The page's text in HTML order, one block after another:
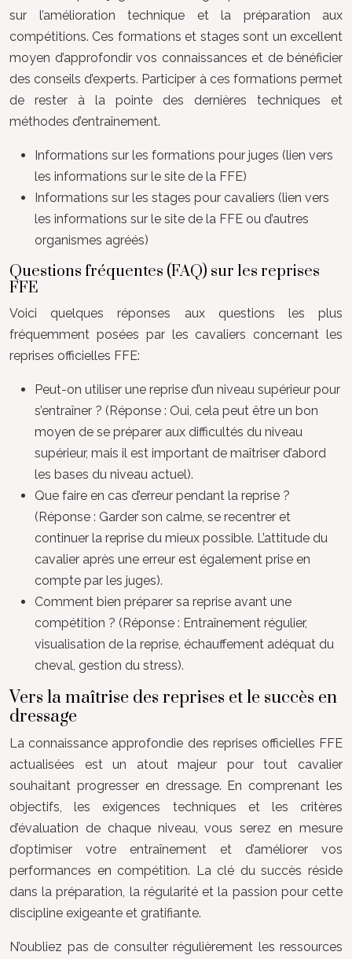
sur l’amélioration technique et la préparation aux
compétitions. Ces formations et stages sont un excellent
moyen d’approfondir vos connaissances et de bénéficier
des conseils d’experts. Participer à ces formations permet
de rester à la pointe des dernières techniques et
méthodes d’entraînement.
Informations sur les formations pour juges (lien vers
les informations sur le site de la FFE)
Informations sur les stages pour cavaliers (lien vers
les informations sur le site de la FFE ou d’autres
organismes agréés)
Questions fréquentes (FAQ) sur les reprises
FFE
Voici quelques réponses aux questions les plus
fréquemment posées par les cavaliers concernant les
reprises officielles FFE:
Peut-on utiliser une reprise d’un niveau supérieur pour
s’entraîner ? (Réponse : Oui, cela peut être un bon
moyen de se préparer aux difficultés du niveau
supérieur, mais il est important de maîtriser d’abord
les bases du niveau actuel).
Que faire en cas d’erreur pendant la reprise ?
(Réponse : Garder son calme, se recentrer et
continuer la reprise du mieux possible. L’attitude du
cavalier après une erreur est également prise en
compte par les juges).
Comment bien préparer sa reprise avant une
compétition ? (Réponse : Entraînement régulier,
visualisation de la reprise, échauffement adéquat du
cheval, gestion du stress).
Vers la maîtrise des reprises et le succès en
dressage
La connaissance approfondie des reprises officielles FFE
actualisées est un atout majeur pour tout cavalier
souhaitant progresser en dressage. En comprenant les
objectifs, les exigences techniques et les critères
d’évaluation de chaque niveau, vous serez en mesure
d’optimiser votre entraînement et d’améliorer vos
performances en compétition. La clé du succès réside
dans la préparation, la régularité et la passion pour cette
discipline exigeante et gratifiante.
N’oubliez pas de consulter régulièrement les ressources